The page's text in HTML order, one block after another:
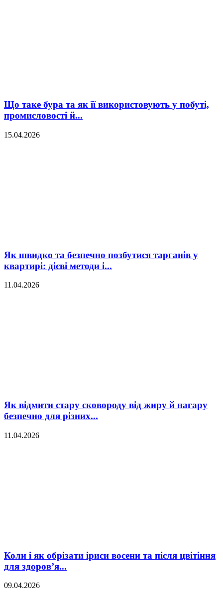
Що таке бура та як її використовують у побуті,
промисловості й...
15.04.2026
Як швидко та безпечно позбутися тарганів у
квартирі: дієві методи і...
11.04.2026
Як відмити стару сковороду від жиру й нагару
безпечно для різних...
11.04.2026
Коли і як обрізати іриси восени та після цвітіння
для здоров’я...
09.04.2026